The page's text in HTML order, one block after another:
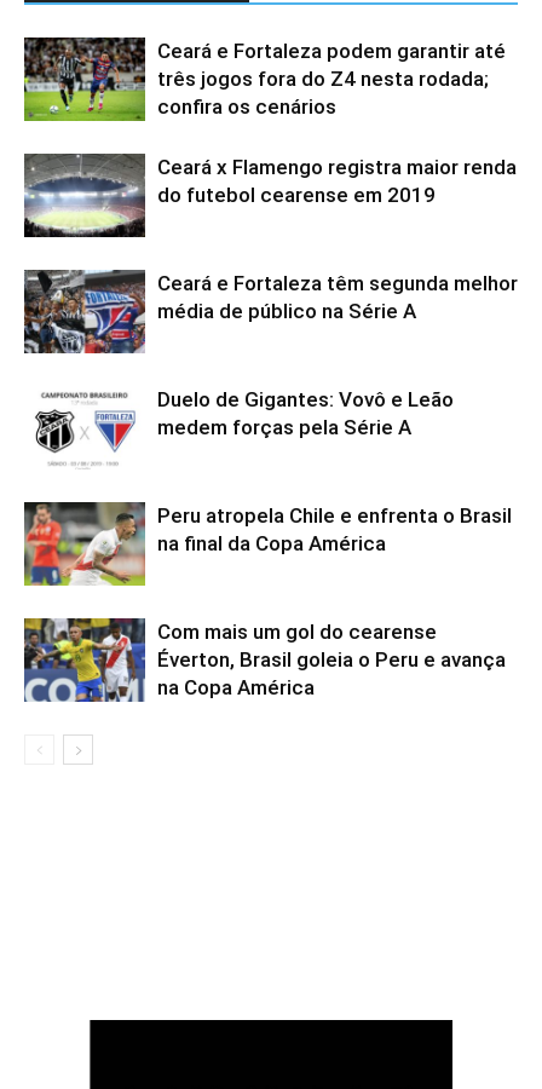
Ceará e Fortaleza podem garantir até
três jogos fora do Z4 nesta rodada;
confira os cenários
Ceará x Flamengo registra maior renda
do futebol cearense em 2019
Ceará e Fortaleza têm segunda melhor
média de público na Série A
Duelo de Gigantes: Vovô e Leão
medem forças pela Série A
Peru atropela Chile e enfrenta o Brasil
na final da Copa América
Com mais um gol do cearense
Éverton, Brasil goleia o Peru e avança
na Copa América